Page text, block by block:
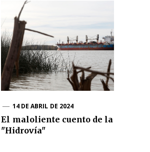
14 DE ABRIL DE 2024
El maloliente cuento de la
"Hidrovía"